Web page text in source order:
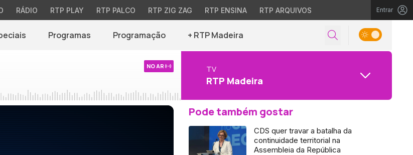
RÁDIO RTP PLAY RTP PALCO RTP ZIG ZAG RTP ENSINA RTP ARQUIVOS Entrar
Programas Programação + RTP Madeira
NO AR TV
RTP Madeira
Pode também gostar
CDS quer travar a batalha da
continuidade territorial na
Assembleia da República